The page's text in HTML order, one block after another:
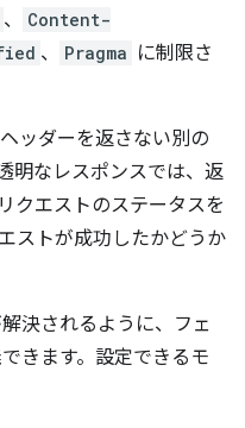
、
Content-
、 Pragma に制限さ
ッダーを返さない別の
明なレスポンスでは、返
クエストのステータスを
ストが成功したかどうか
決されるように、フェ
きます。設定できるモ